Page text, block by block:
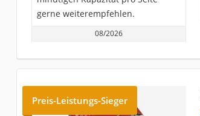
gerne weiterempfehlen.
08/2026
Preis-Leistungs-Sieger